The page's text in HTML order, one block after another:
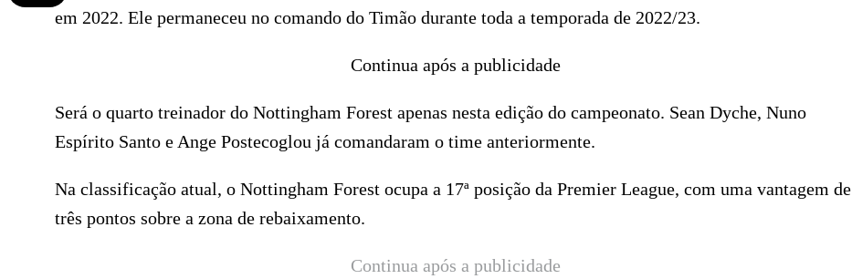
em 2022. Ele permaneceu no comando do Timão durante toda a temporada de 2022/23.
Continua após a publicidade
Será o quarto treinador do Nottingham Forest apenas nesta edição do campeonato. Sean Dyche, Nuno
Espírito Santo e Ange Postecoglou já comandaram o time anteriormente.
Na classificação atual, o Nottingham Forest ocupa a 17ª posição da Premier League, com uma vantagem de
três pontos sobre a zona de rebaixamento.
Continua após a publicidade